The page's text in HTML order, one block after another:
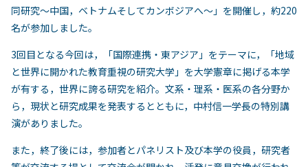
同研究～中国，ベトナムそしてカンボジアへ～」を開催し，約220
名が参加しました。
3回目となる今回は，「国際連携・東アジア」をテーマに，「地域
と世界に開かれた教育重視の研究大学」を大学憲章に掲げる本学
が有する，世界に誇る研究を紹介。文系・理系・医系の各分野か
ら，現状と研究成果を発表するとともに，中村信一学長の特別講
演がありました。
また，終了後には，参加者とパネリスト及び本学の役員，研究者